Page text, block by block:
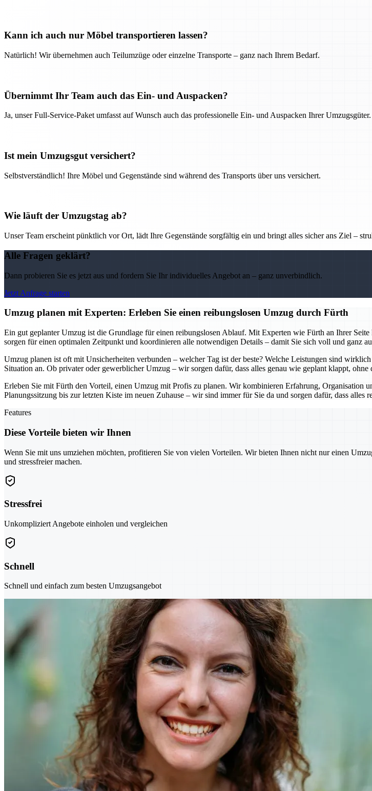
Kann ich auch nur Möbel transportieren lassen?
Natürlich! Wir übernehmen auch Teilumzüge oder einzelne Transporte – ganz nach Ihrem Bedarf.
Übernimmt Ihr Team auch das Ein- und Auspacken?
Ja, unser Full-Service-Paket umfasst auf Wunsch auch das professionelle Ein- und Auspacken Ihrer Umzugsgüter.
Ist mein Umzugsgut versichert?
Selbstverständlich! Ihre Möbel und Gegenstände sind während des Transports über uns versichert.
Wie läuft der Umzugstag ab?
Unser Team erscheint pünktlich vor Ort, lädt Ihre Gegenstände sorgfältig ein und bringt alles sicher ans Ziel –
Alle Fragen geklärt?
Dann probieren Sie es jetzt aus und fordern Sie Ihr individuelles Angebot an – ganz unverbindlich.
Jetzt Anfrage starten
Umzug planen mit Experten: Erleben Sie einen reibungslosen Umzug durch Fürth
Ein gut geplanter Umzug ist die Grundlage für einen reibungslosen Ablauf. Mit Experten wie Fürth an Ihrer
sorgen für einen optimalen Zeitpunkt und koordinieren alle notwendigen Details – damit Sie sich voll und ganz
Umzug planen ist oft mit Unsicherheiten verbunden – welcher Tag ist der beste? Welche Leistungen sind
Situation an. Ob privater oder gewerblicher Umzug – wir sorgen dafür, dass alles genau wie geplant klappt, ohne
Erleben Sie mit Fürth den Vorteil, einen Umzug mit Profis zu planen. Wir kombinieren Erfahrung, Organisation
Planungssitzung bis zur letzten Kiste im neuen Zuhause – wir sind immer für Sie da und sorgen dafür, dass alles
Features
Diese Vorteile bieten wir Ihnen
Wenn Sie mit uns umziehen möchten, profitieren Sie von vielen Vorteilen. Wir bieten Ihnen nicht nur einen
und stressfreier machen.
Stressfrei
Unkompliziert Angebote einholen und vergleichen
Schnell
Schnell und einfach zum besten Umzugsangebot